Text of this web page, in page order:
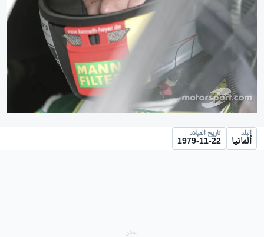
البلد
ألمانيا
تاريخ الميلاد
1979-11-22